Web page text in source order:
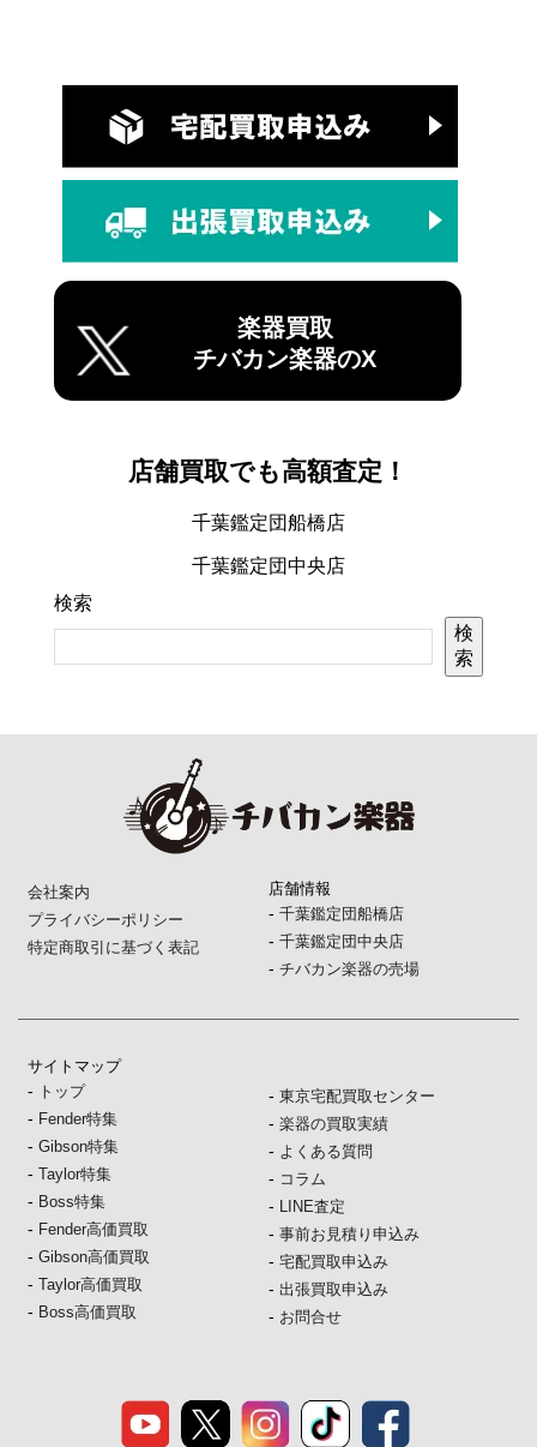
楽器買取
チバカン楽器のX
店舗買取でも高額査定！
千葉鑑定団船橋店
千葉鑑定団中央店
検索
検
索
会社案内
プライバシーポリシー
特定商取引に基づく表記
店舗情報
- 千葉鑑定団船橋店
- 千葉鑑定団中央店
- チバカン楽器の売場
サイトマップ
- トップ
- Fender特集
-Gibson特集
-Taylor特集
- Boss特集
- Fender高価買取
-Gibson高価買取
-Taylor高価買取
- Boss高価買取
- 東京宅配買取センター
- 楽器の買取実績
- よくある質問
- コラム
- LINE査定
- 事前お見積り申込み
- 宅配買取申込み
- 出張買取申込み
- お問合せ